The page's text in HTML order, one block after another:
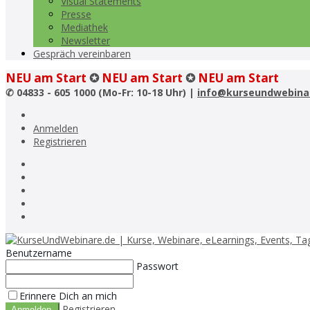
Presse
Mediathek
Newsletter
Gespräch vereinbaren
NEU am Start ✪ NEU am Start ✪ NEU am Start
✆ 04833 - 605 1000 (Mo-Fr: 10-18 Uhr) |
Anmelden
Registrieren
Benutzername
Passwort
Erinnere Dich an mich